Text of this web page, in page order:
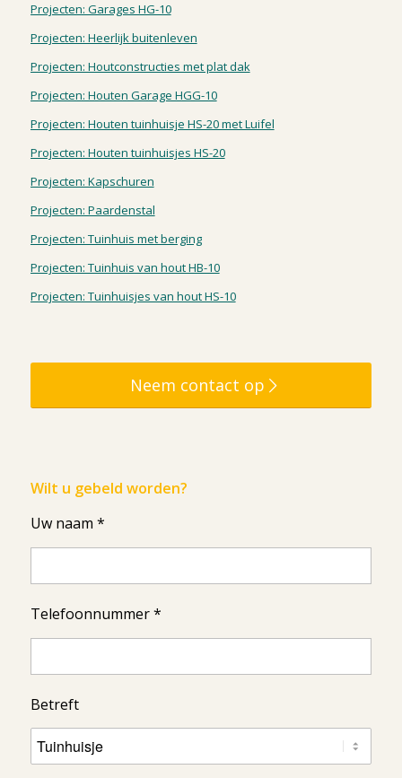
Projecten: Garages HG-10
Projecten: Heerlijk buitenleven
Projecten: Houtconstructies met plat dak
Projecten: Houten Garage HGG-10
Projecten: Houten tuinhuisje HS-20 met Luifel
Projecten: Houten tuinhuisjes HS-20
Projecten: Kapschuren
Projecten: Paardenstal
Projecten: Tuinhuis met berging
Projecten: Tuinhuis van hout HB-10
Projecten: Tuinhuisjes van hout HS-10
Neem contact op
Wilt u gebeld worden?
Uw naam *
Telefoonnummer *
Betreft